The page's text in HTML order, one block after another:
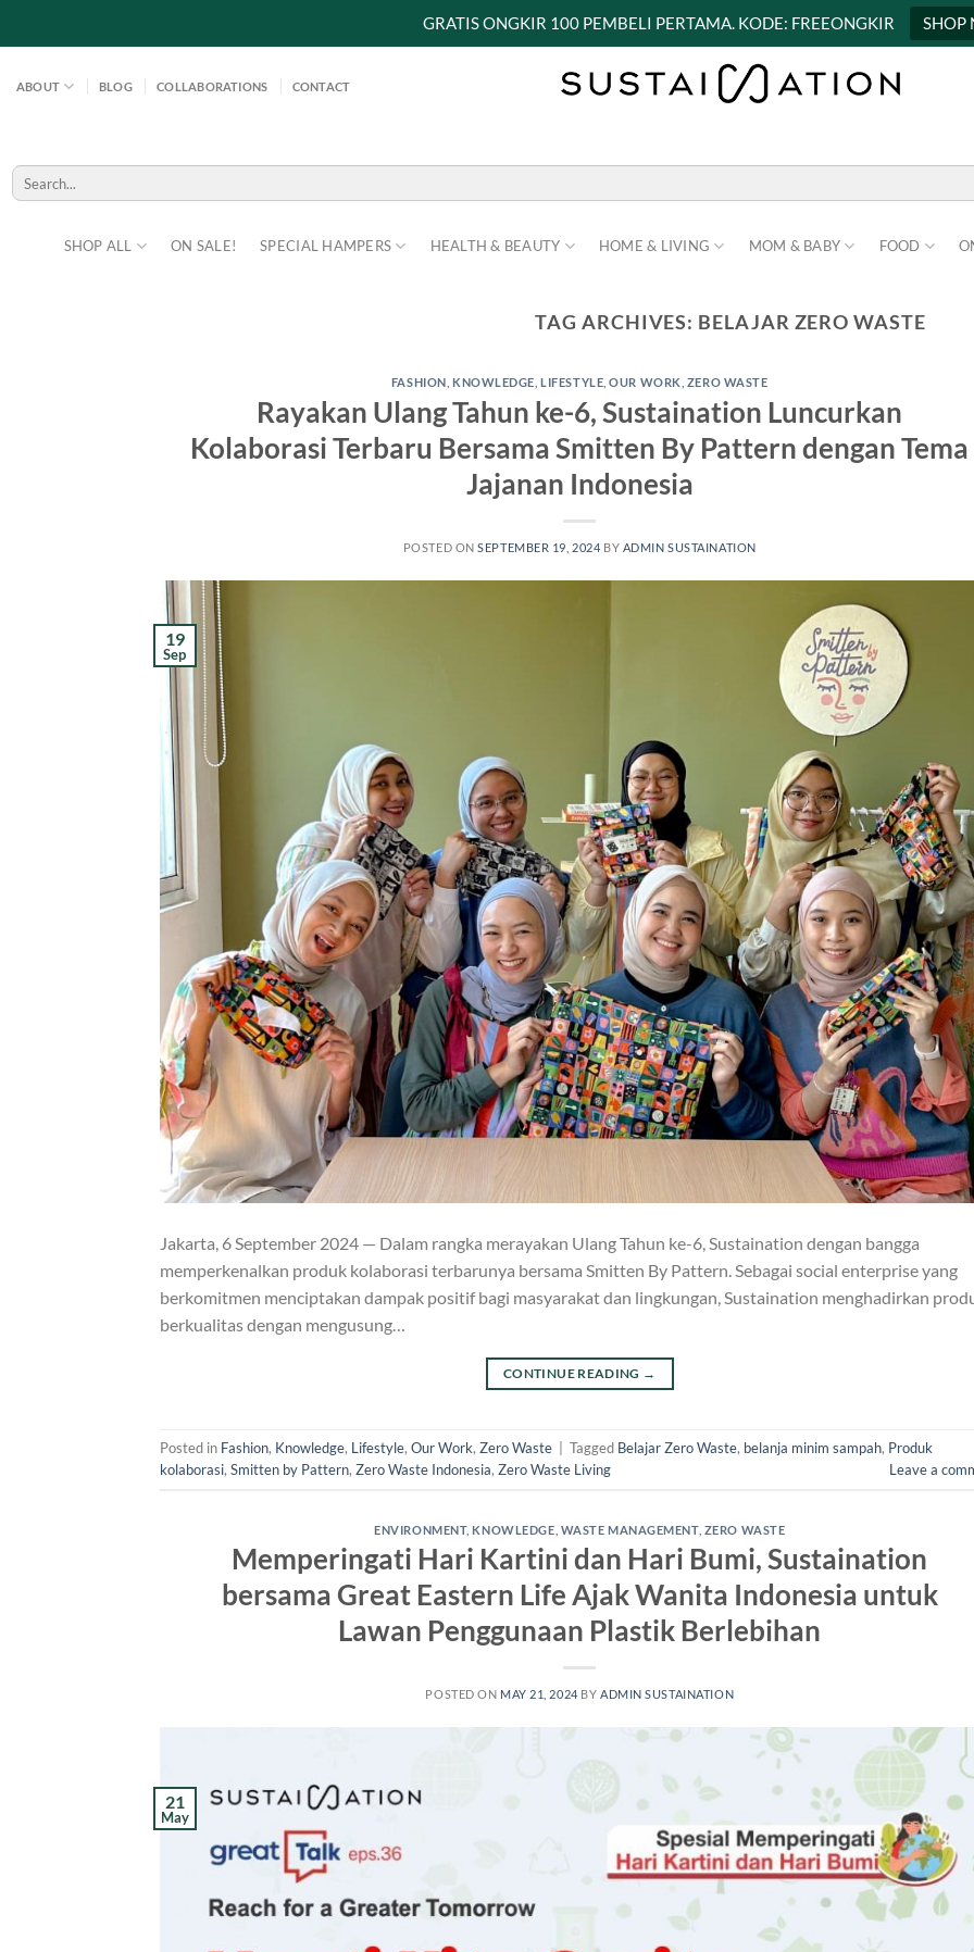
GRATIS ONGKIR 100 PEMBELI PERTAMA. KODE: FREEONGKIR SHOP
ABOUT BLOG COLLABORATIONS CONTACT
SHOP ALL ON SALE! SPECIAL HAMPERS HEALTH & BEAUTY HOME & LIVING MOM & BABY FOOD
Search
for:
TAG ARCHIVES: BELAJAR ZERO WASTE
FASHION KNOWLEDGE ,LIFESTYLE ,OUR WORK ZERO WASTE
Rayakan Ulang Tahun ke-6, Sustaination Luncurkan
Kolaborasi Terbaru Bersama Smitten By Pattern dengan Tema
Jajanan Indonesia
POSTED ONSEPTEMBER 19, 2024 BY ADMIN SUSTAINATION
19
Sep
Jakarta, 6 September 2024 — Dalam rangka merayakan Ulang Tahun ke-6, Sustaination dengan bangga
memperkenalkan produk kolaborasi terbarunya bersama Smitten By Pattern. Sebagai social enterprise yang
berkomitmen menciptakan dampak positif bagi masyarakat dan lingkungan, Sustaination menghadirkan
berkualitas dengan mengusung…
CONTINUE READING →
Posted in Fashion, Knowledge, Lifestyle, Our Work, Zero Waste Tagged Belajar Zero Waste, belanja minim sampah, Produk
kolaborasi, Smitten by Pattern, Zero Waste Indonesia, Zero Waste Living Leave a
ENVIRONMENT, KNOWLEDGE WASTE MANAGEMENT, ZERO WASTE
Memperingati Hari Kartini dan Hari Bumi, Sustaination
bersama Great Eastern Life Ajak Wanita Indonesia untuk
Lawan Penggunaan Plastik Berlebihan
POSTED ON MAY 21, 2024 BY ADMIN SUSTAINATION
21
May